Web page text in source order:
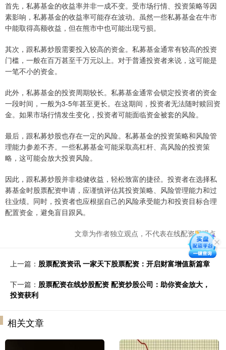
首先，私募基金的收益率并非一成不变。受市场行情、投资策略等因
素影响，私募基金的收益率可能存在波动。虽然一些私募基金在牛市
中能取得高额收益，但在熊市中也可能出现亏损。
其次，跟私募炒股需要投入较高的资金。私募基金通常有较高的投资
门槛，一般在百万甚至千万元以上。对于普通投资者来说，这可能是
一笔不小的资金。
此外，私募基金的投资周期较长。私募基金通常会锁定投资者的资金
一段时间，一般为3-5年甚至更长。在这期间，投资者无法随时赎回资
金。如果市场行情发生变化，投资者可能面临资金被套的风险。
最后，跟私募炒股也存在一定的风险。私募基金的投资策略和风险管
理能力参差不齐。一些私募基金可能采取高杠杆、高风险的投资策
略，这可能会放大投资风险。
因此，跟私募炒股并非稳健收益，轻松致富的捷径。投资者在选择私
募基金时股票配资申请，应谨慎评估其投资策略、风险管理能力和过
往业绩。同时，投资者也应根据自己的风险承受能力和投资目标合理
配置资金，避免盲目跟风。
文章为作者独立观点，不代表在线配资网观点
上一篇： 股票配资资讯 一家天下股票配资：开启财富增值新篇章
下一篇： 股票配资在线炒股配资 配资炒股公司：助你资金放大，
投资获利
相关文章